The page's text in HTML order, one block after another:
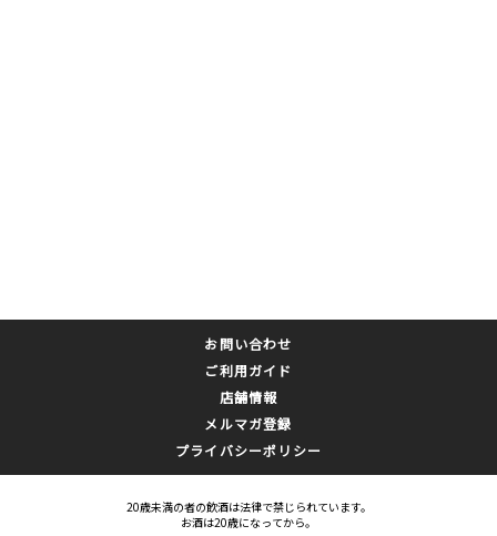
お問い合わせ
ご利用ガイド
店舗情報
メルマガ登録
プライバシーポリシー
20歳未満の者の飲酒は法律で禁じられています。
お酒は20歳になってから。